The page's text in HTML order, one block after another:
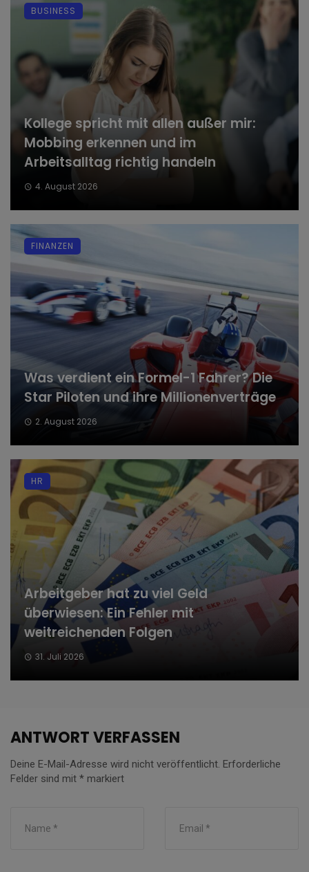
Kollege spricht mit allen außer mir:
Mobbing erkennen und im
Arbeitsalltag richtig handeln
4. August 2026
BUSINESS
Was verdient ein Formel-1 Fahrer? Die
Star Piloten und ihre Millionenverträge
2. August 2026
FINANZEN
Arbeitgeber hat zu viel Geld
überwiesen: Ein Fehler mit
weitreichenden Folgen
31. Juli 2026
HR
ANTWORT VERFASSEN
Deine E-Mail-Adresse wird nicht veröffentlicht. Erforderliche
Felder sind mit * markiert